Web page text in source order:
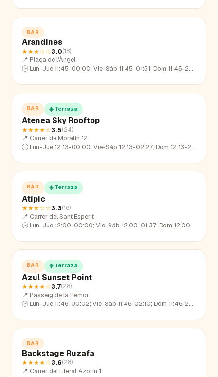
BAR
Arandines
★★★☆☆3.0(18)
📍 Plaça de l'Àngel
🕒 Lun-Jue 11:45-00:00; Vie-Sáb 11:45-01:51; Dom 11:45-22:34
BAR ☀️ Terraza
Atenea Sky Rooftop
★★★★☆3.5(24)
📍 Carrer de Moratín 12
🕒 Lun-Jue 12:13-00:00; Vie-Sáb 12:13-02:27; Dom 12:13-23:09
BAR ☀️ Terraza
Atípic
★★★☆☆3.3(16)
📍 Carrer del Sant Esperit
🕒 Lun-Jue 12:00-00:00; Vie-Sáb 12:00-01:37; Dom 12:00-22:31
BAR ☀️ Terraza
Azul Sunset Point
★★★★☆3.7(28)
📍 Passeig de la Remor
🕒 Lun-Jue 11:46-00:02; Vie-Sáb 11:46-02:10; Dom 11:46-23:00
BAR
Backstage Ruzafa
★★★★☆3.6(28)
📍 Carrer del Literat Azorín 1